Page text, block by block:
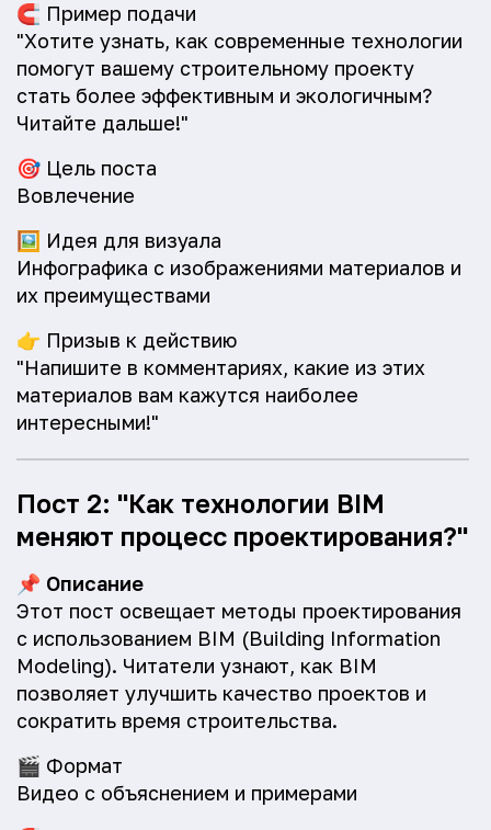
🧲 Пример подачи
"Хотите узнать, как современные технологии
помогут вашему строительному проекту
стать более эффективным и экологичным?
Читайте дальше!"
🎯 Цель поста
Вовлечение
🖼️ Идея для визуала
Инфографика с изображениями материалов и
их преимуществами
👉 Призыв к действию
"Напишите в комментариях, какие из этих
материалов вам кажутся наиболее
интересными!"
Пост 2: "Как технологии BIM
меняют процесс проектирования?"
📌 Описание
Этот пост освещает методы проектирования
с использованием BIM (Building Information
Modeling). Читатели узнают, как BIM
позволяет улучшить качество проектов и
сократить время строительства.
🎬 Формат
Видео с объяснением и примерами